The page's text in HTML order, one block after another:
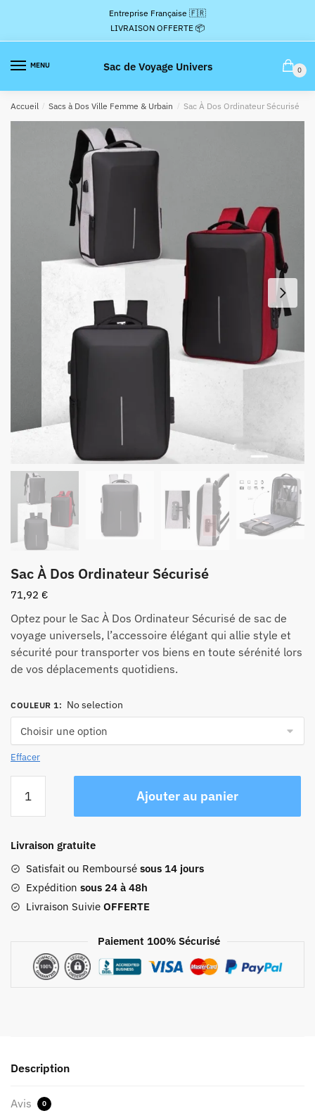
la
navigation
contenu
Entreprise Française 🇫🇷
LIVRAISON OFFERTE 📦
MENU Sac de Voyage Univers 0
Accueil / Sacs à Dos Ville Femme & Urbain / Sac À Dos Ordinateur Sécurisé
Sac À Dos Ordinateur Sécurisé
71,92 €
Optez pour le Sac À Dos Ordinateur Sécurisé de sac de
voyage universels, l’accessoire élégant qui allie style et
sécurité pour transporter vos biens en toute sérénité lors
de vos déplacements quotidiens.
COULEUR 1: No selection
Effacer
Sac
Dos
Ordinateur
Sécurisé
Ajouter au panier
Livraison gratuite
Satisfait ou Remboursé sous 14 jours
Expédition sous 24 à 48h
Livraison Suivie OFFERTE
Paiement 100% Sécurisé
Description
Avis 0